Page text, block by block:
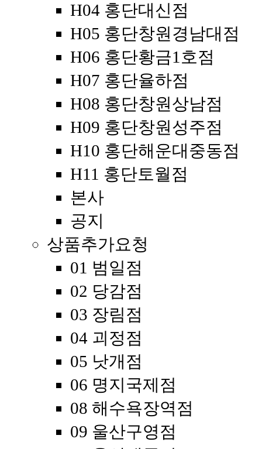
H04 홍단대신점
H05 홍단창원경남대점
H06 홍단황금1호점
H07 홍단율하점
H08 홍단창원상남점
H09 홍단창원성주점
H10 홍단해운대중동점
H11 홍단토월점
본사
공지
상품추가요청
01 범일점
02 당감점
03 장림점
04 괴정점
05 낫개점
06 명지국제점
08 해수욕장역점
09 울산구영점